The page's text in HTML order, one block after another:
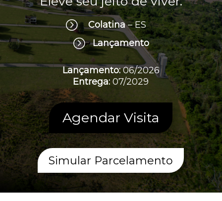
d
b
e
l
f
l
a
n
k
= Colatina– ES
= Lançamento
Lançamento:06/2026
Entrega: 07/2029
Agendar Visita
Simular Parcelamento